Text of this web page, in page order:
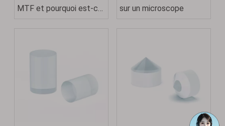
MTF et pourquoi est-ce
photo
sur un microscope